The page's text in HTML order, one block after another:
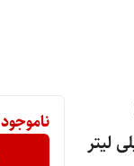
ناموجود